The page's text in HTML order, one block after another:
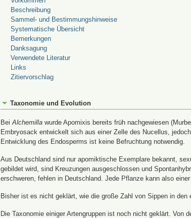
Beschreibung
Sammel- und Bestimmungshinweise
Systematische Übersicht
Bemerkungen
Danksagung
Verwendete Literatur
Links
Zitiervorschlag
Taxonomie und Evolution
BeiAlchemilla wurde Apomixis bereits früh nachgewiesen
Embryosack entwickelt sich aus einer Zelle des Nucellus,
Entwicklung des Endosperms ist keine Befruchtung notwendig.
Aus Deutschland sind nur apomiktische Exemplare bekannt,
gebildet wird, sind Kreuzungen ausgeschlossen und
erschweren, fehlen in Deutschland. Jede Pflanze kann also
Bisher ist es nicht geklärt, wie die große Zahl von Sippen in den
Die Taxonomie einiger Artengruppen ist noch nicht geklärt.